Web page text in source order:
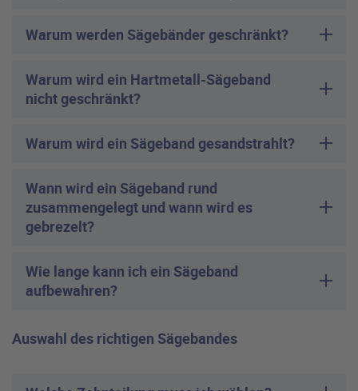
Warum werden Sägebänder geschränkt?
Warum wird ein Hartmetall-Sägeband
nicht geschränkt?
Warum wird ein Sägeband gesandstrahlt?
Wann wird ein Sägeband rund
zusammengelegt und wann wird es
gebrezelt?
Wie lange kann ich ein Sägeband
aufbewahren?
Auswahl des richtigen Sägebandes